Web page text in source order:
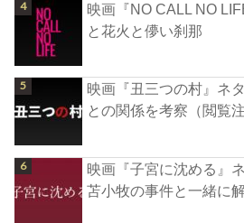
映画『NO CALL NO
と花火と儚い刹那
映画『丑三つの村』ネ
との関係を考察（閲覧注
映画『子宮に沈める』
苫小牧の事件と一緒に